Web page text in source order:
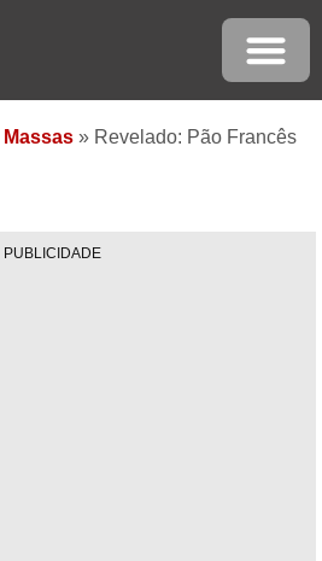
Massas » Revelado: Pão Francês
PUBLICIDADE